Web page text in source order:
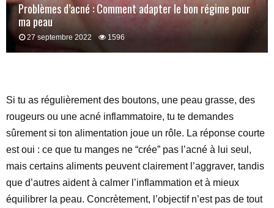
Problèmes d’acné : Comment adapter le bon régime pour
ma peau
27 septembre 2022 1596
Si tu as régulièrement des boutons, une peau grasse, des
rougeurs ou une acné inflammatoire, tu te demandes
sûrement si ton alimentation joue un rôle. La réponse courte
est oui : ce que tu manges ne “crée” pas l’acné à lui seul,
mais certains aliments peuvent clairement l’aggraver, tandis
que d’autres aident à calmer l’inflammation et à mieux
équilibrer la peau. Concrètement, l’objectif n’est pas de tout